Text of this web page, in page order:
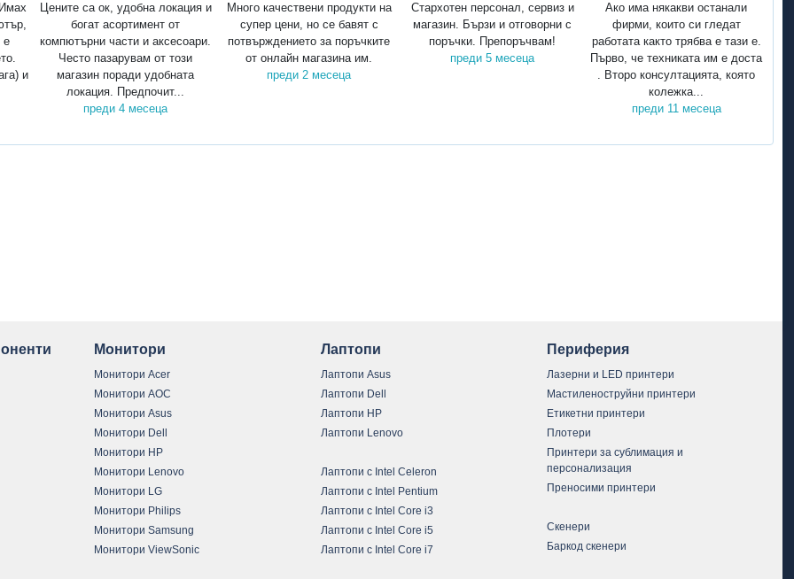
е
и
Цените са ок, удобна локация и
богат асортимент от
компютърни части и аксесоари.
Често пазарувам от този
магазин поради удобната
локация. Предпочит...
преди 4 месеца
Много качествени продукти на
супер цени, но се бавят с
потвърждението за поръчките
от онлайн магазина им.
преди 2 месеца
Стархотен персонал, сервиз и
магазин. Бързи и отговорни с
поръчки. Препоръчвам!
преди 5 месеца
Ако има някакви останали
фирми, които си гледат
работата както трябва е тази е.
Първо, че техниката им е доста
. Второ консултацията, която
колежка...
преди 11 месеца
Монитори
Монитори Acer
Монитори AOC
Монитори Asus
Монитори Dell
Монитори HP
Монитори Lenovo
Монитори LG
Монитори Philips
Монитори Samsung
Монитори ViewSonic
Лаптопи
Лаптопи Asus
Лаптопи Dell
Лаптопи HP
Лаптопи Lenovo
Лаптопи с Intel Celeron
Лаптопи с Intel Pentium
Лаптопи с Intel Core i3
Лаптопи с Intel Core i5
Лаптопи с Intel Core i7
Периферия
Лазерни и LED принтери
Мастиленоструйни принтери
Етикетни принтери
Плотери
Принтери за сублимация и
персонализация
Преносими принтери
Скенери
Баркод скенери